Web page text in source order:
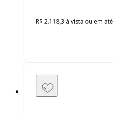
R$ 2.118,3 à vista ou em até